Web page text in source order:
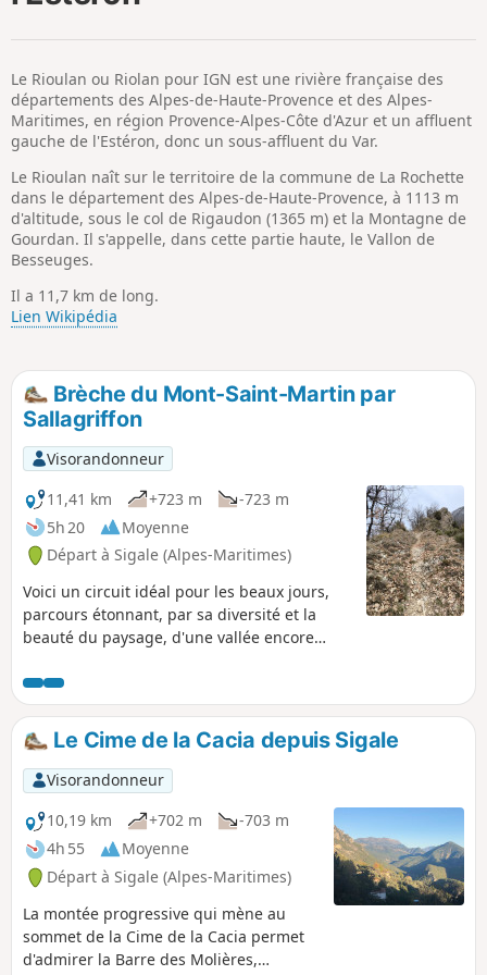
Le Rioulan ou Riolan pour IGN est une rivière française des
départements des Alpes-de-Haute-Provence et des Alpes-
Maritimes, en région Provence-Alpes-Côte d'Azur et un affluent
gauche de l'Estéron, donc un sous-affluent du Var.
Le Rioulan naît sur le territoire de la commune de La Rochette
dans le département des Alpes-de-Haute-Provence, à 1113 m
d'altitude, sous le col de Rigaudon (1365 m) et la Montagne de
Gourdan. Il s'appelle, dans cette partie haute, le Vallon de
Besseuges.
Il a 11,7 km de long.
Lien Wikipédia
Brèche du Mont-Saint-Martin par
Sallagriffon
Visorandonneur
11,41 km
+723 m
-723 m
5h 20
Moyenne
Départ à Sigale (Alpes-Maritimes)
Voici un circuit idéal pour les beaux jours,
parcours étonnant, par sa diversité et la
beauté du paysage, d'une vallée encore
l'ambiance tranquille des pinèdes et
chênaies dominant la verdoyante plaine
agricole de Sallagriffon, avec une vue
panoramique jusqu'au contrefort du
Mercantour. Sur le versant Sud, on
bénéficiera de magnifiques paysages
minéraux avec les formidables percées de
profondes clues, qu'a creusées le cours
capricieux des rivières. Mont Saint-Martin
partiellement fermé entre la fin de la piste
de Pin d’Anguiou et la limite de commune
avec Sigale pour la commune de
Sallagriffon ; pour la commune de Sigale,
Le Cime de la Cacia depuis Sigale
Visorandonneur
10,19 km
+702 m
-703 m
4h 55
Moyenne
Départ à Sigale (Alpes-Maritimes)
La montée progressive qui mène au
sommet de la Cime de la Cacia permet
d'admirer la Barre des Molières,